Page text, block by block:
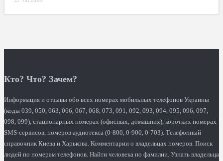
Кто? Что? Зачем?
Информация и отзывы обо всех номерах мобильных телефонов Украины
(коды 039, 050, 063, 066, 067, 068, 073, 091, 092, 093, 094, 095, 096, 097,
098, 099), стационарных номерах (офисных, домашних), коротких номерах
SMS-сервисов, номеров аудиотекса (0-800, 0-900, 0-703). Телефонный
справочник Киева и Харькова. Комментарии о владельцах номеров. Поиск
людей по номерам телефонов. Найти человека по фамилии. Узнать владельца